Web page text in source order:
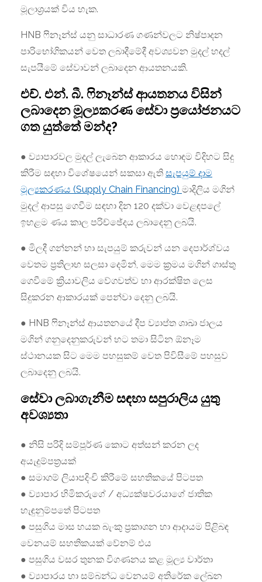
මූලාශ්‍රයක් විය හැක.
HNB ෆිනෑන්ස් යනු සාධාරණ ගණන්වලට නිෂ්පාදන
පාරිභෝගිකයන් වෙත ලබාදීමේදී අවශ්‍යවන මුදල් හදල්
සැපයීමේ සේවාවන් ලබාදෙන ආයතනයකි.
එච්. එන්. බී. ෆිනෑන්ස් ආයතනය විසින්
ලබාදෙන මූල්‍යකරණ සේවා ප්‍රයෝජනයට
ගත යුත්තේ මන්ද?
● ව්‍යාපාරවල මුදල් ලැබෙන ආකාරය හොඳම විදිහට සිදු
කිරීම සඳහා විශේෂයෙන් සකසා ඇති සැපයුම් දාම
මූල්‍යකරණය (Supply Chain Financing) මාදිලිය මගින්
මුදල් ආපසු ගෙවීම සඳහා දින 120 දක්වා වෙළඳපලේ
ඉහළම ණය කාල පරිච්ඡේදය ලබාදෙනු ලබයි.
● මිලදී ගන්නන් හා සැපයුම් කරුවන් යන දෙපාර්ශ්වය
වෙතම ප්‍රතිලාභ සලසා දෙමින්, මෙම ක්‍රමය මගින් ගාස්තු
ගෙවීමේ ක්‍රියාවලිය වේගවත්ව හා ආරක්ෂිත ලෙස
සිදුකරන ආකාරයක් පෙන්වා දෙනු ලබයි.
● HNB ෆිනෑන්ස් ආයතනයේ දීප ව්‍යාප්ත ශාඛා ජාලය
මගින් ගනුදෙනුකරුවන් හට තමා සිටින ඕනෑම
ස්ථානයක සිට මෙම පහසුකම් වෙත පිවිසීමේ පහසුව
ලබාදෙනු ලබයි.
සේවා ලබාගැනීම සඳහා සපුරාලිය යුතු
අවශ්‍යතා
● නිසි පරිදි සම්පූර්ණ කොට අත්සන් කරන ලද
අයැදුම්පත්‍රයක්
● සමාගම් ලියාපදිංචි කිරීමේ සහතිකයේ පිටපත
● ව්‍යාපාර හිමිකරුගේ / අධ්‍යක්ෂවරයාගේ ජාතික
හැඳුනුම්පතේ පිටපත
● පසුගිය මාස හයක බැංකු ප්‍රකාශන හා ආදායම පිළිබඳ
වෙනයම් සහතිකයක් වේනම් එය
● පසුගිය වසර තුනක විගණනය කළ මූල්‍ය වාර්තා
● ව්‍යාපාරය හා සම්බන්ධ වෙනයම් අතිරේක ලේඛන